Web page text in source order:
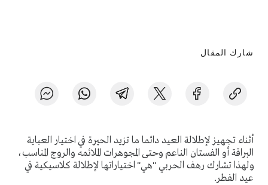
شارك المقال
أثناء تجهيز لإطلالة العيد دائما ما تزيد الحيرة في اختيار العباية
البراقة أو الفستان الناعم وحتى المجوهرات الملائمه والروج المناسب،
ولهذا تشارك رهف الحربي "هي" اختياراتها لإطلالة كلاسيكية في
عيد الفطر.